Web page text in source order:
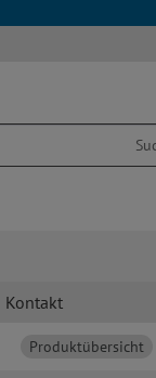
Kontakt
Produktübersicht